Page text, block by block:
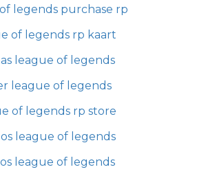
legends purchase rp
of legends rp kaart
league of legends
league of legends
of legends rp store
league of legends
league of legends